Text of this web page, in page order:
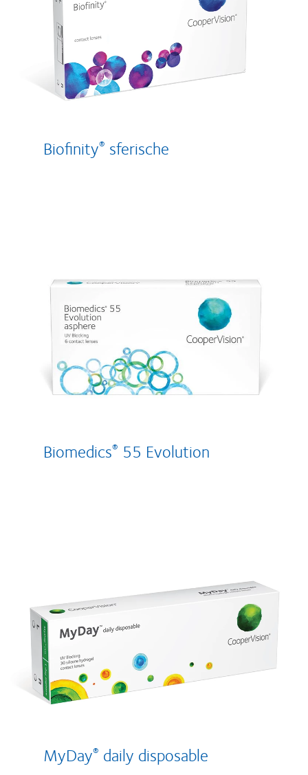
Biofinity® sferische
Biomedics® 55 Evolution
MyDay® daily disposable